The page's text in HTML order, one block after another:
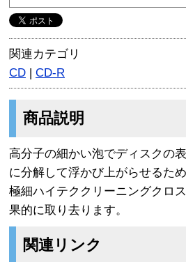
関連カテゴリ
CD | CD-R
商品説明
高分子の細かい泡でディスクの
に分解して浮かび上がらせるた
極細ハイテククリーニングクロ
果的に取り去ります。
関連リンク